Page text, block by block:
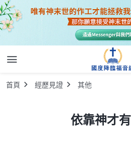
首頁 經歷見證 其他
依靠神才